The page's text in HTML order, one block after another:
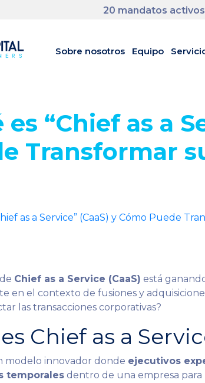
20 mandatos
Sobre nosotros Equipo
es “Chief as a
Transformar
Chief as a Service (CaaS) está
en el contexto de fusiones y
las transacciones corporativas?
Chief as a
modelo innovador donde ejecutivos
temporales dentro de una empresa para